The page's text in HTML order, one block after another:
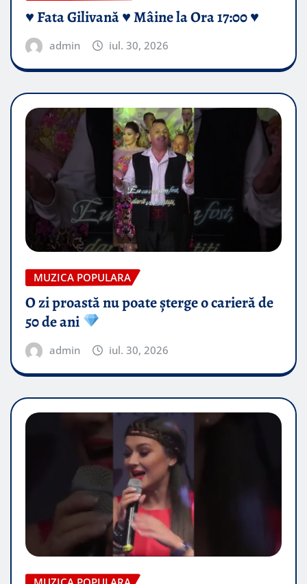
♥️ Fata Gilivană ♥️ Mâine la Ora 17:00 ♥️
admin iul. 30, 2026
MUZICA POPULARA
O zi proastă nu poate șterge o carieră de
50 de ani
admin iul. 30, 2026